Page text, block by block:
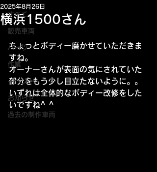
すべて
販売車両
パーツ
作業
イベント
お知らせ
過去の制作車両
横浜1500さん
2025年8月26日
ちょっとボディー磨かせていただきま
すね。
オーナーさんが表面の気にされていた
部分をもう少し目立たないように。。
いずれは全体的なボディー改修をした
いですね^ ^